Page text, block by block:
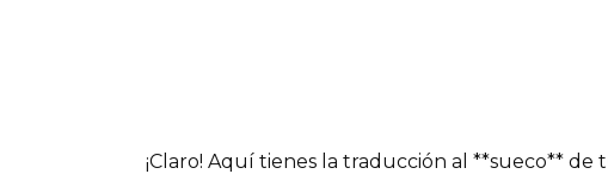
¡Claro! Aquí tienes la traducción al **sueco**